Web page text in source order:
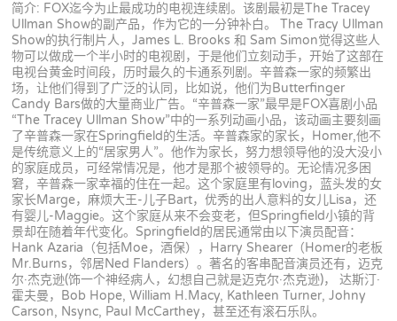
简介: FOX迄今为止最成功的电视连续剧。该剧最初是The Tracey
Ullman Show的副产品，作为它的一分钟补白。 The Tracy Ullman
Show的执行制片人，James L. Brooks 和 Sam Simon觉得这些人
物可以做成一个半小时的电视剧，于是他们立刻动手，开始了这部在
电视台黄金时间段，历时最久的卡通系列剧。辛普森一家的频繁出
场，让他们得到了广泛的认同，比如说，他们为Butterfinger
Candy Bars做的大量商业广告。“辛普森一家”最早是FOX喜剧小品
“The Tracey Ullman Show”中的一系列动画小品，该动画主要刻画
了辛普森一家在Springfield的生活。辛普森家的家长，Homer,他不
是传统意义上的“居家男人”。他作为家长，努力想领导他的没大没小
的家庭成员，可经常情况是，他才是那个被领导的。无论情况多困
窘，辛普森一家幸福的住在一起。这个家庭里有loving，蓝头发的女
家长Marge，麻烦大王-儿子Bart，优秀的出人意料的女儿Lisa，还
有婴儿-Maggie。这个家庭从来不会变老，但Springfield小镇的背
景却在随着年代变化。Springfield的居民通常由以下演员配音：
Hank Azaria（包括Moe，酒保），Harry Shearer（Homer的老板
Mr.Burns，邻居Ned Flanders）。著名的客串配音演员还有，迈克
尔·杰克逊(饰一个神经病人，幻想自己就是迈克尔·杰克逊)， 达斯汀·
霍夫曼，Bob Hope, William H.Macy, Kathleen Turner, Johny
Carson, Nsync, Paul McCarthey，甚至还有滚石乐队。